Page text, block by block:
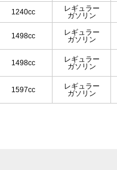
1240cc
レギュラー
ガソリン
1498cc
レギュラー
ガソリン
1498cc
レギュラー
ガソリン
1597cc
レギュラー
ガソリン